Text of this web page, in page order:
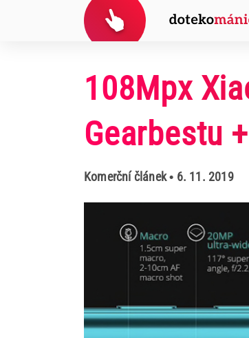
108Mpx
Gearbestu
Komerční článek• 6. 11. 2019